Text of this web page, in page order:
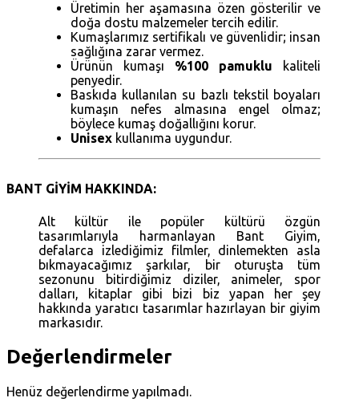
Üretimin her aşamasına özen gösterilir ve
doğa dostu malzemeler tercih edilir.
Kumaşlarımız sertifikalı ve güvenlidir; insan
sağlığına zarar vermez.
Ürünün kumaşı %100 pamuklu kaliteli
penyedir.
Baskıda kullanılan su bazlı tekstil boyaları
kumaşın nefes almasına engel olmaz;
böylece kumaş doğallığını korur.
Unisex kullanıma uygundur.
BANT GİYİM HAKKINDA:
Alt kültür ile popüler kültürü özgün
tasarımlarıyla harmanlayan Bant Giyim,
defalarca izlediğimiz filmler, dinlemekten asla
bıkmayacağımız şarkılar, bir oturuşta tüm
sezonunu bitirdiğimiz diziler, animeler, spor
dalları, kitaplar gibi bizi biz yapan her şey
hakkında yaratıcı tasarımlar hazırlayan bir giyim
markasıdır.
Değerlendirmeler
Henüz değerlendirme yapılmadı.